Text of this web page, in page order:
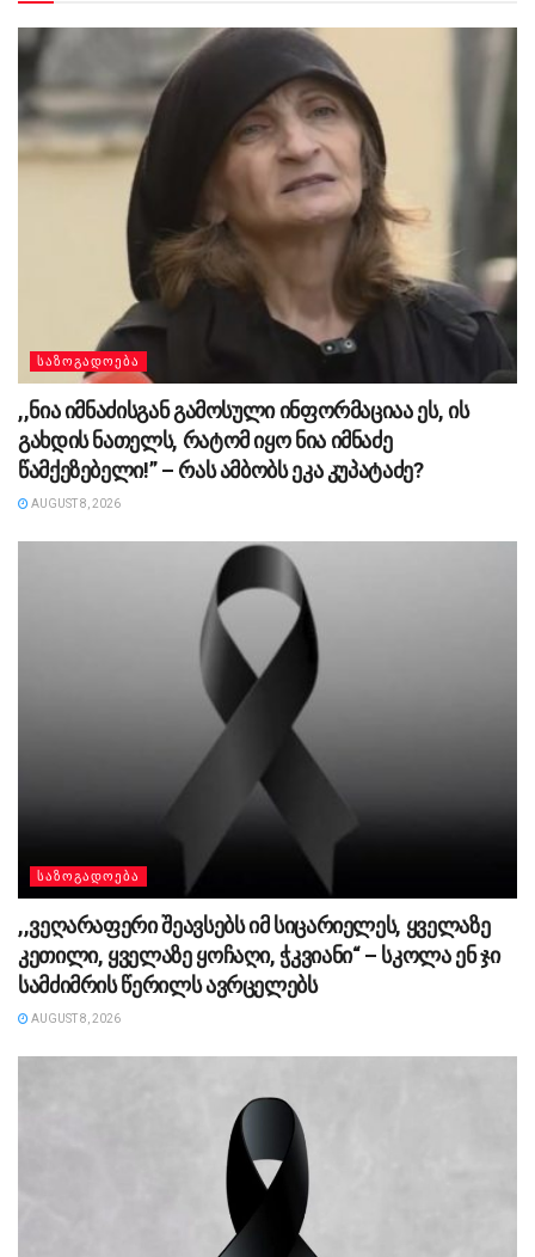
ᲡᲐᲖᲝᲒᲐᲓᲝᲔᲑᲐ
,,ნია იმნაძისგან გამოსული ინფორმაციაა ეს, ის
გახდის ნათელს, რატომ იყო ნია იმნაძე
წამქეზებელი!” – რას ამბობს ეკა კუპატაძე?
AUGUST 8, 2026
ᲡᲐᲖᲝᲒᲐᲓᲝᲔᲑᲐ
,,ვეღარაფერი შეავსებს იმ სიცარიელეს, ყველაზე
კეთილი, ყველაზე ყოჩაღი, ჭკვიანი“ – სკოლა ენ ჯი
სამძიმრის წერილს ავრცელებს
AUGUST 8, 2026